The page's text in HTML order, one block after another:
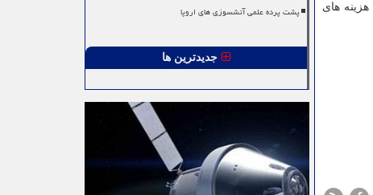
هزینه های
پشت پرده علمی آتشسوزی های اروپا
جدیدترین ها